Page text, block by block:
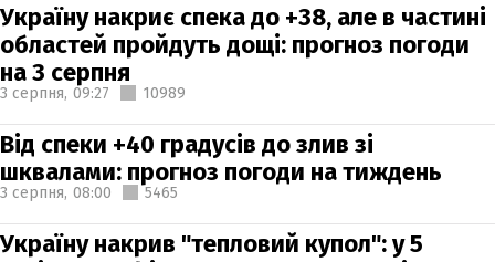
Україну накриє спека до +38, але в частині
областей пройдуть дощі: прогноз погоди
на 3 серпня
3 серпня, 09:27 10989
Від спеки +40 градусів до злив зі
шквалами: прогноз погоди на тиждень
3 серпня, 08:00 5465
Україну накрив "тепловий купол": у 5